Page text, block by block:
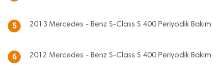
5 2013 Mercedes - Benz S-Class S 400 Periyodik Bakım
6 2012 Mercedes - Benz S-Class S 400 Periyodik Bakım